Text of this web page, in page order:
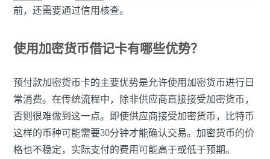
前，还需要通过信用核查。
使用加密货币借记卡有哪些优势？
预付款加密货币卡的主要优势是允许使用加密货币进行日
常消费。在传统流程中，除非供应商直接接受加密货币，
否则很难做到这一点。即使供应商接受加密货币，比特币
这样的币种可能需要30分钟才能确认交易。加密货币的价
格也不稳定，实际支付的费用可能高于或低于预期。